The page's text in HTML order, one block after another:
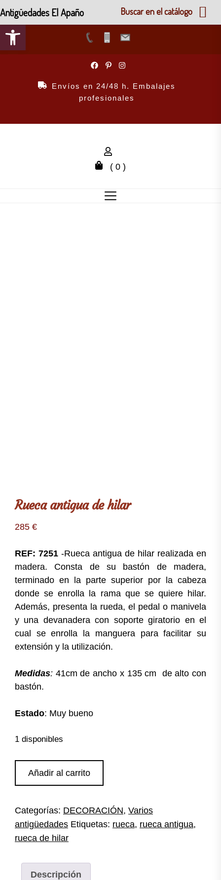
Abrir barra de herramientas
Envíos en 24/48 h. Embalajes
profesionales
( 0 )
Rueca antigua de hilar
285 €
REF: 7251 -Rueca antigua de hilar realizada en
madera. Consta de su bastón de madera,
terminado en la parte superior por la cabeza
donde se enrolla la rama que se quiere hilar.
Además, presenta la rueda, el pedal o manivela
y una devanadera con soporte giratorio en el
cual se enrolla la manguera para facilitar su
extensión y la utilización.
Medidas: 41cm de ancho x 135 cm de alto con
bastón.
Estado: Muy bueno
1 disponibles
antigua
cantidad
Añadir al carrito
Categorías: DECORACIÓN, Varios
antigüedades Etiquetas: rueca, rueca antigua,
rueca de hilar
Descripción
Antigüedades El Apaño Buscar en el catálogo